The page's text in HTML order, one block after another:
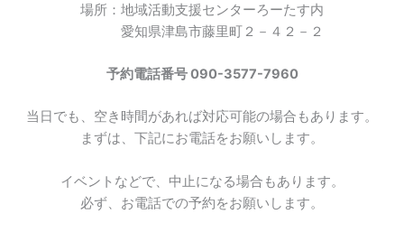
場所：地域活動支援センターろーたす内
愛知県津島市藤里町２－４２－２
予約電話番号 090-3577-7960
当日でも、空き時間があれば対応可能の場合もあります。
まずは、下記にお電話をお願いします。
イベントなどで、中止になる場合もあります。
必ず、お電話での予約をお願いします。